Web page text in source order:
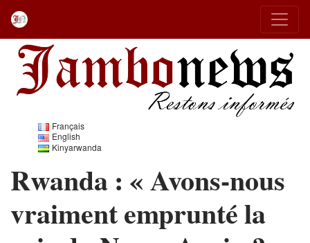
Français
English
Kinyarwanda
Rwanda : « Avons-nous
vraiment emprunté la